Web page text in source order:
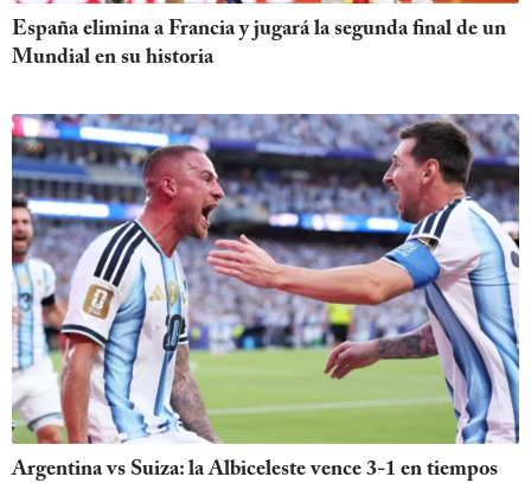
España elimina a Francia y jugará la segunda final de un
Mundial en su historia
Argentina vs Suiza: la Albiceleste vence 3-1 en tiempos